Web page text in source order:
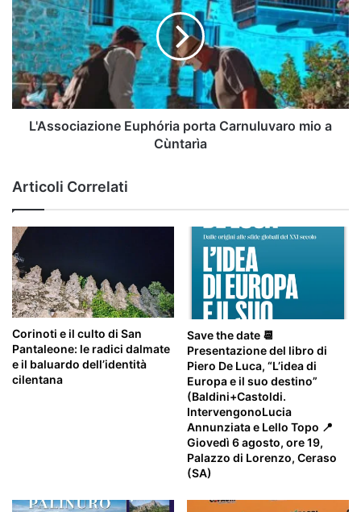
porta
Carnuluvaro
mio
a
Cùntarìa
L'Associazione Euphória porta Carnuluvaro mio a
Cùntarìa
Articoli Correlati
Corinoti e il culto di San
Pantaleone: le radici dalmate
e il baluardo dell’identità
cilentana
Save the date 📆
Presentazione del libro di
Piero De Luca, “L’idea di
Europa e il suo destino”
(Baldini+Castoldi.
IntervengonoLucia
Annunziata e Lello Topo 📍
Giovedì 6 agosto, ore 19,
Palazzo di Lorenzo, Ceraso
(SA)